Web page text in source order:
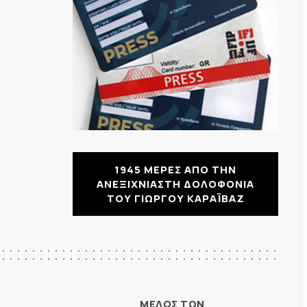
1945 ΜΕΡΕΣ ΑΠΟ ΤΗΝ
ΑΝΕΞΙΧΝΙΑΣΤΗ ΔΟΛΟΦΟΝΙΑ
ΤΟΥ ΓΙΩΡΓΟΥ ΚΑΡΑΪΒΑΖ
ΜΕΛΟΣ ΤΩΝ